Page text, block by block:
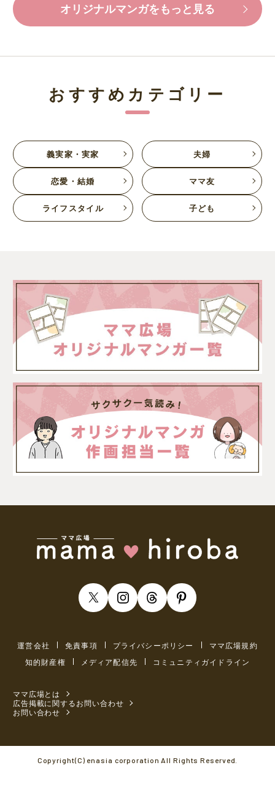
オリジナルマンガをもっと見る
おすすめカテゴリー
義実家・実家 夫婦
恋愛・結婚 ママ友
ライフスタイル 子ども
運営会社 免責事項 プライバシーポリシー
ママ広場規約
知的財産権
メディア配信先 コミュニティガイドライン
ママ広場とは
広告掲載に関するお問い合わせ
お問い合わせ
Copyright(C) enasia corporation All Rights Reserved.